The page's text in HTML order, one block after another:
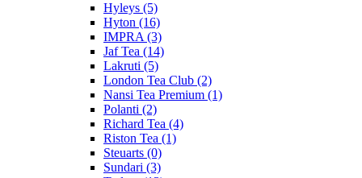
Hyleys (5)
Hyton (16)
IMPRA (3)
Jaf Tea (14)
Lakruti (5)
London Tea Club (2)
Nansi Tea Premium (1)
Polanti (2)
Richard Tea (4)
Riston Tea (1)
Steuarts (0)
Sundari (3)